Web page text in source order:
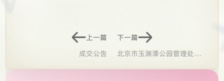
上一篇
成交公告
下一篇
北京市玉渊潭公园管理处关